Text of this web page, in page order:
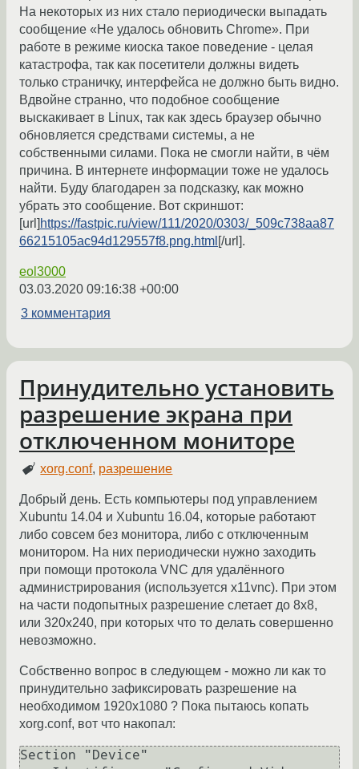
На некоторых из них стало периодически выпадать
сообщение «Не удалось обновить Сhrome». При
работе в режиме киоска такое поведение - целая
катастрофа, так как посетители должны видеть
только страничку, интерфейса не должно быть видно.
Вдвойне странно, что подобное сообщение
выскакивает в Linux, так как здесь браузер обычно
обновляется средствами системы, а не
собственными силами. Пока не смогли найти, в чём
причина. В интернете информации тоже не удалось
найти. Буду благодарен за подсказку, как можно
убрать это сообщение. Вот скриншот:
[url] https://fastpic.ru/view/111/2020/0303/_509c738aa87
66215105ac94d129557f8.png.html [/url].
eol3000
03.03.2020 09:16:38 +00:00
3 комментария
Принудительно установить
разрешение экрана при
отключенном мониторе
xorg.conf, разрешение
Добрый день. Есть компьютеры под управлением
Xubuntu 14.04 и Xubuntu 16.04, которые работают
либо совсем без монитора, либо с отключенным
монитором. На них периодически нужно заходить
при помощи протокола VNC для удалённого
администрирования (используется x11vnc). При этом
на части подопытных разрешение слетает до 8x8,
или 320x240, при которых что то делать совершенно
невозможно.
Собственно вопрос в следующем - можно ли как то
принудительно зафиксировать разрешение на
необходимом 1920x1080 ? Пока пытаюсь копать
xorg.conf, вот что накопал:
Section "Device"